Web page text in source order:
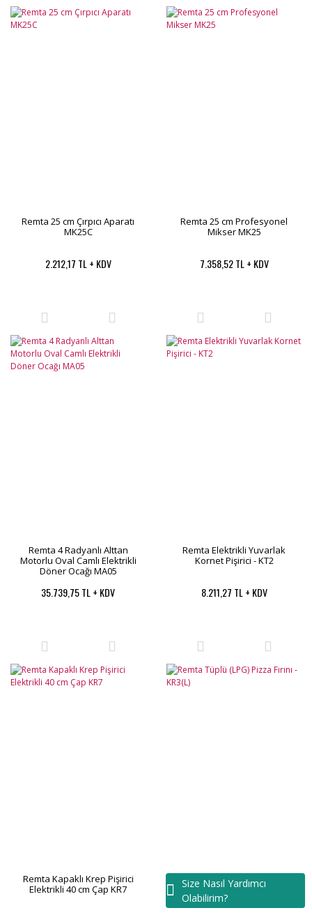
Size Nasıl Yardımcı
Olabilirim?
Remta 25 cm Çırpıcı Aparatı
MK25C
2.212,17 TL + KDV
Remta 25 cm Profesyonel
Mikser MK25
7.358,52 TL + KDV
Remta 4 Radyanlı Alttan
Motorlu Oval Camlı Elektrikli
Döner Ocağı MA05
35.739,75 TL + KDV
Remta Elektrikli Yuvarlak
Kornet Pişirici - KT2
8.211,27 TL + KDV
Remta Kapaklı Krep Pişirici
Elektrikli 40 cm Çap KR7
Remta Tüplü (LPG) Pizza
Fırını - KR3(L)